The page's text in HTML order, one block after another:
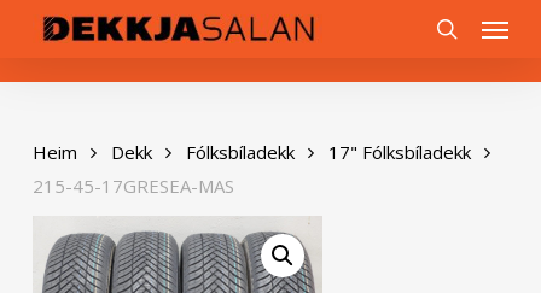
content
Menu
Heim Dekk Fólksbíladekk
17" Fólksbíladekk
215-45-17GRESEA-MAS